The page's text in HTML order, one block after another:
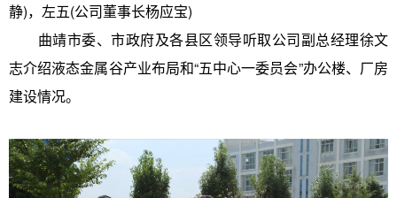
静)，左五(公司董事长杨应宝)
曲靖市委、市政府及各县区领导听取公司副总经理徐文
志介绍液态金属谷产业布局和“五中心一委员会”办公楼、厂房
建设情况。